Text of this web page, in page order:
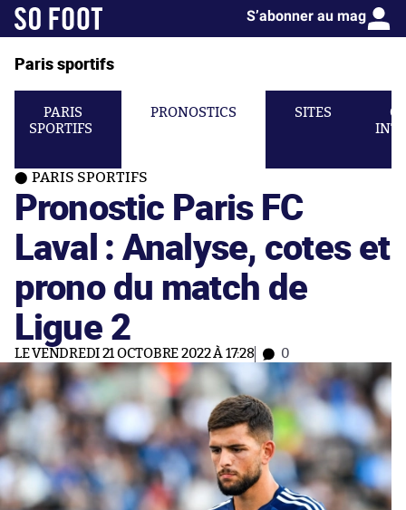
S’abonner au mag
Paris sportifs
PARIS
SPORTIFS
PRONOSTICS SITES
PARIS SPORTIFS
Pronostic Paris FC
Laval : Analyse, cotes et
prono du match de
Ligue 2
LE VENDREDI 21 OCTOBRE 2022 À 17:28 0